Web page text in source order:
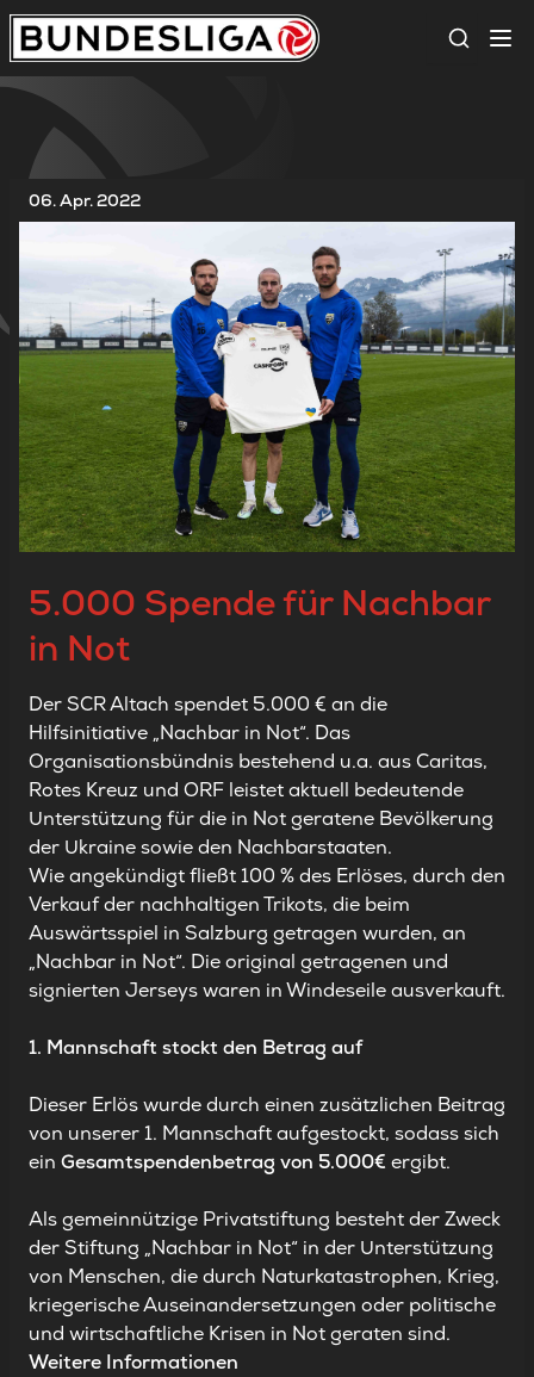
Suche
06. Apr. 2022
5.000 Spende für Nachbar
in Not
Der SCR Altach spendet 5.000 € an die
Hilfsinitiative „Nachbar in Not“. Das
Organisationsbündnis bestehend u.a. aus Caritas,
Rotes Kreuz und ORF leistet aktuell bedeutende
Unterstützung für die in Not geratene Bevölkerung
der Ukraine sowie den Nachbarstaaten.
Wie angekündigt fließt 100 % des Erlöses, durch den
Verkauf der nachhaltigen Trikots, die beim
Auswärtsspiel in Salzburg getragen wurden, an
„Nachbar in Not“. Die original getragenen und
signierten Jerseys waren in Windeseile ausverkauft.
1. Mannschaft stockt den Betrag auf
Dieser Erlös wurde durch einen zusätzlichen Beitrag
von unserer 1. Mannschaft aufgestockt, sodass sich
ein Gesamtspendenbetrag von 5.000€ ergibt.
Als gemeinnützige Privatstiftung besteht der Zweck
der Stiftung „Nachbar in Not“ in der Unterstützung
von Menschen, die durch Naturkatastrophen, Krieg,
kriegerische Auseinandersetzungen oder politische
und wirtschaftliche Krisen in Not geraten sind.
Weitere Informationen